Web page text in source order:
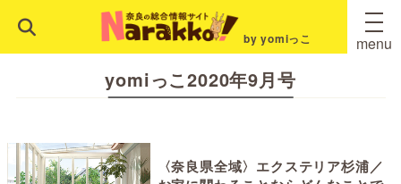
by yomiっこ menu
yomiっこ2020年9月号
〈奈良県全域〉エクステリア杉浦／